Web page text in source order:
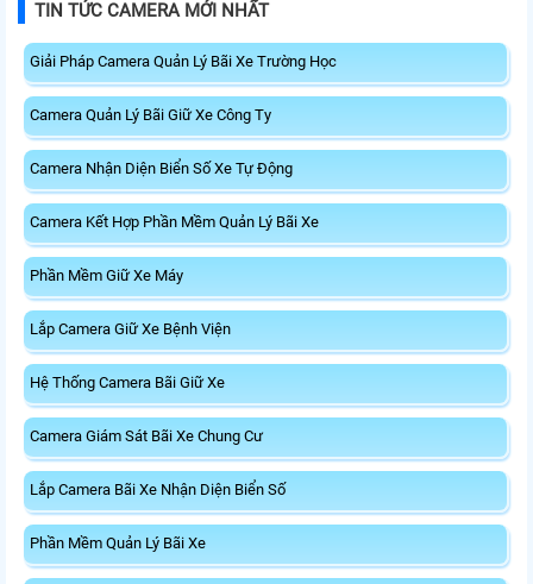
TIN TỨC CAMERA MỚI NHẤT
Giải Pháp Camera Quản Lý Bãi Xe Trường Học
Camera Quản Lý Bãi Giữ Xe Công Ty
Camera Nhận Diện Biển Số Xe Tự Động
Camera Kết Hợp Phần Mềm Quản Lý Bãi Xe
Phần Mềm Giữ Xe Máy
Lắp Camera Giữ Xe Bệnh Viện
Hệ Thống Camera Bãi Giữ Xe
Camera Giám Sát Bãi Xe Chung Cư
Lắp Camera Bãi Xe Nhận Diện Biển Số
Phần Mềm Quản Lý Bãi Xe